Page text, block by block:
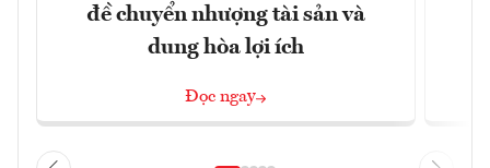
đề chuyển nhượng tài sản và
dung hòa lợi ích
Đọc ngay